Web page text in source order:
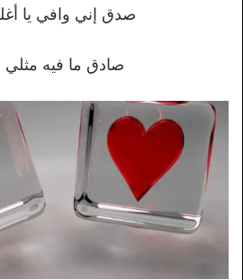
صدق إني وافي يا
صادق ما فيه مثلي